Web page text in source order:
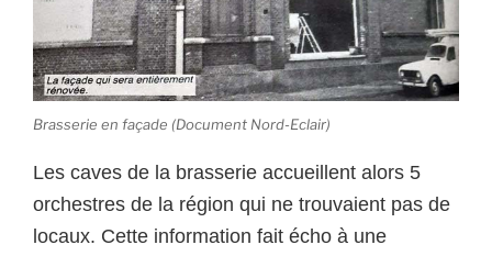
Brasserie en façade (Document Nord-Eclair)
Les caves de la brasserie accueillent alors 5
orchestres de la région qui ne trouvaient pas de
locaux. Cette information fait écho à une